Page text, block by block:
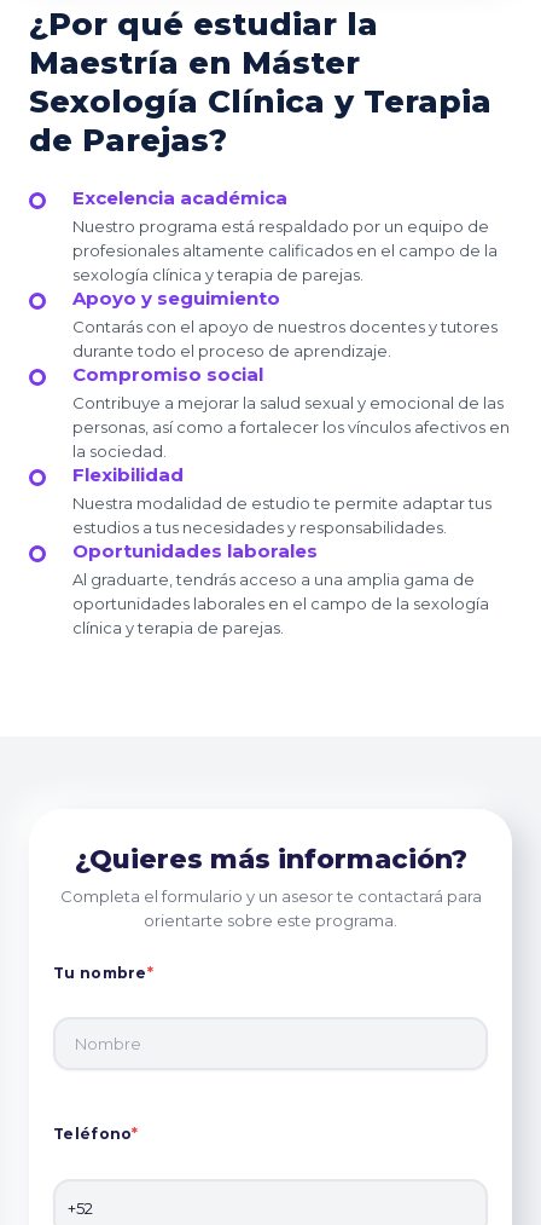
¿Por qué estudiar la
Maestría en Máster
Sexología Clínica y Terapia
de Parejas?
Excelencia académica
Nuestro programa está respaldado por un equipo de
profesionales altamente calificados en el campo de la
sexología clínica y terapia de parejas.
Apoyo y seguimiento
Contarás con el apoyo de nuestros docentes y tutores
durante todo el proceso de aprendizaje.
Compromiso social
Contribuye a mejorar la salud sexual y emocional de las
personas, así como a fortalecer los vínculos afectivos en
la sociedad.
Flexibilidad
Nuestra modalidad de estudio te permite adaptar tus
estudios a tus necesidades y responsabilidades.
Oportunidades laborales
Al graduarte, tendrás acceso a una amplia gama de
oportunidades laborales en el campo de la sexología
clínica y terapia de parejas.
¿Quieres más información?
Completa el formulario y un asesor te contactará para
orientarte sobre este programa.
Tu nombre*
Teléfono*